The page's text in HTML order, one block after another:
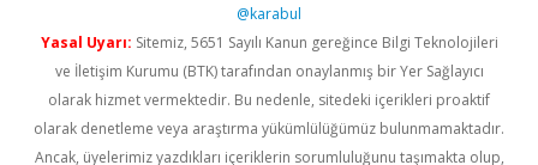
@karabul
Yasal Uyarı: Sitemiz, 5651 Sayılı Kanun gereğince Bilgi Teknolojileri
ve İletişim Kurumu (BTK) tarafından onaylanmış bir Yer Sağlayıcı
olarak hizmet vermektedir. Bu nedenle, sitedeki içerikleri proaktif
olarak denetleme veya araştırma yükümlülüğümüz bulunmamaktadır.
Ancak, üyelerimiz yazdıkları içeriklerin sorumluluğunu taşımakta olup,